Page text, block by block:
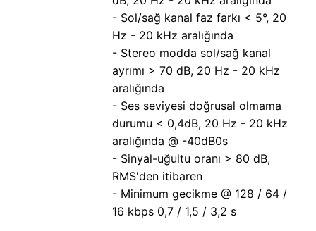
- Sol/sağ kanal faz farkı < 5°, 20
Hz - 20 kHz aralığında
- Stereo modda sol/sağ kanal
ayrımı > 70 dB, 20 Hz - 20 kHz
aralığında
- Ses seviyesi doğrusal olmama
durumu < 0,4dB, 20 Hz - 20 kHz
aralığında @ -40dB0s
- Sinyal-uğultu oranı > 80 dB,
RMS'den itibaren
- Minimum gecikme @ 128 / 64 /
16 kbps 0,7 / 1,5 / 3,2 s